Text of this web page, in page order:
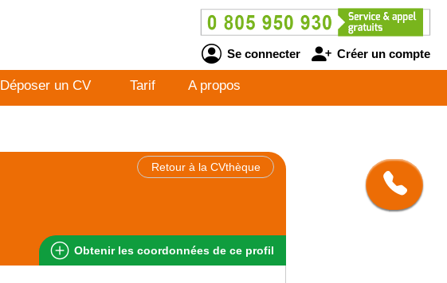
Se connecter Créer un compte
Déposer un CV Tarif A propos
Retour à la CVthèque
Obtenir les coordonnées de ce profil